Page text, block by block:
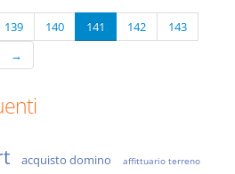
139 140 141 142
143
→
acquisto domino
affittuario terreno